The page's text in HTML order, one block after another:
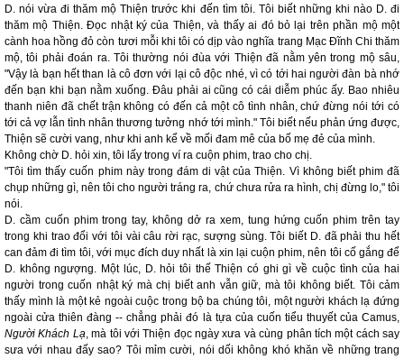
D. nói vừa đi thăm mộ Thiện trước khi đến tìm tôi. Tôi biết những khi nào D. đi
thăm mộ Thiện. Đọc nhật ký của Thiện, và thấy ai đó bỏ lại trên phần mộ một
cành hoa hồng đỏ còn tươi mỗi khi tôi có dịp vào nghĩa trang Mạc Đĩnh Chi thăm
mộ, tôi phải đoán ra. Tôi thường nói đùa với Thiện đã nằm yên trong mộ sâu,
"Vậy là bạn hết than là cô đơn với lại cô độc nhé, vì có tới hai người đàn bà nhớ
đến bạn khi bạn nằm xuống. Đâu phải ai cũng có cái diễm phúc ấy. Bao nhiêu
thanh niên đã chết trận không có đến cả một cô tình nhân, chứ đừng nói tới có
tới cả vợ lẫn tình nhân thương tưởng nhớ tới mình." Tôi biết nếu phản ứng được,
Thiện sẽ cười vang, như khi anh kể về mối đam mê của bố mẹ đẻ của mình.
Không chờ D. hỏi xin, tôi lấy trong ví ra cuộn phim, trao cho chị.
"Tôi tìm thấy cuốn phim này trong đám di vật của Thiện. Vì không biết phim đã
chụp những gì, nên tôi cho người tráng ra, chứ chưa rửa ra hình, chị đừng lo," tôi
nói.
D. cầm cuốn phim trong tay, không dở ra xem, tung hứng cuốn phim trên tay
trong khi trao đổi với tôi vài câu rời rạc, sượng sùng. Tôi biết D. đã phải thu hết
can đảm đi tìm tôi, với mục đích duy nhất là xin lại cuộn phim, nên tôi cố gắng để
D. không ngượng. Một lúc, D. hỏi tôi thế Thiện có ghi gì về cuộc tình của hai
người trong cuốn nhật ký mà chị biết anh vẫn giữ, mà tôi không biết. Tôi cảm
thấy mình là một kẻ ngoài cuộc trong bộ ba chúng tôi, một người khách lạ đứng
ngoài cửa thiên đàng -- chẳng phải đó là tựa của cuốn tiểu thuyết của Camus,
Người Khách Lạ, mà tôi với Thiện đọc ngày xưa và cùng phân tích một cách say
sưa với nhau đấy sao? Tôi mỉm cười, nói dối không khó khăn về những trang